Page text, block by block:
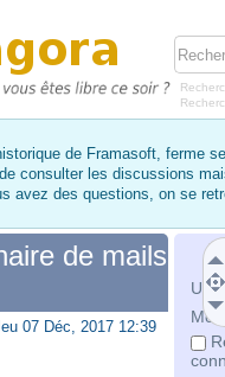
de Framasoft, ferme
consulter les discussions
avez des questions, on se
Mot
de mails
07 Déc, 2017 12:39